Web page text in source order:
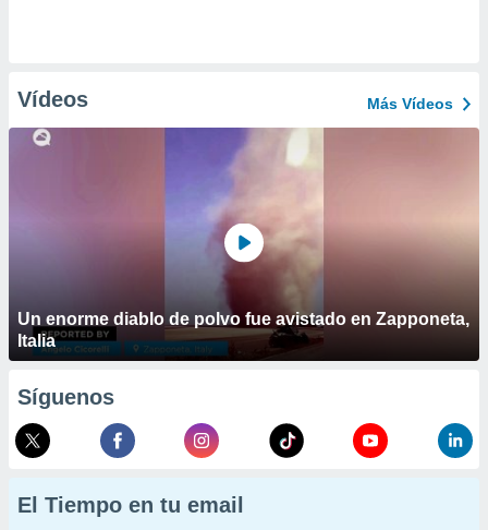
Vídeos Más Vídeos
Un enorme diablo de polvo fue avistado en Zapponeta,
Italia
Síguenos
El Tiempo en tu email